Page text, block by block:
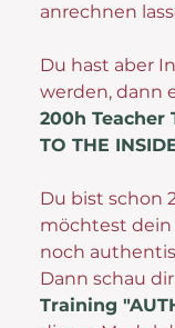
anrechnen
Du hast aber
werden, dann
200h Teacher
TO THE
Du bist schon
möchtest dein
noch
Dann schau
Training